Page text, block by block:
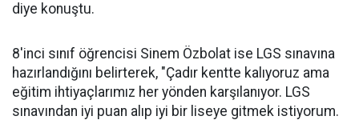
diye konuştu.
8'inci sınıf öğrencisi Sinem Özbolat ise LGS sınavına
hazırlandığını belirterek, "Çadır kentte kalıyoruz ama
eğitim ihtiyaçlarımız her yönden karşılanıyor. LGS
sınavından iyi puan alıp iyi bir liseye gitmek istiyorum.